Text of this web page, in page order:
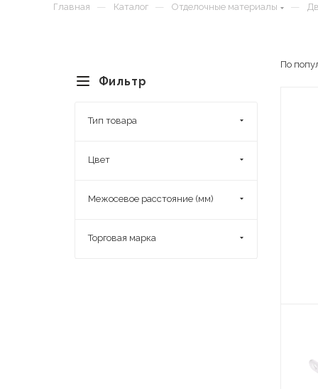
Главная — Каталог — Отделочные материалы —
По
Фильтр
Тип товара
Цвет
Межосевое расстояние (мм)
Торговая марка